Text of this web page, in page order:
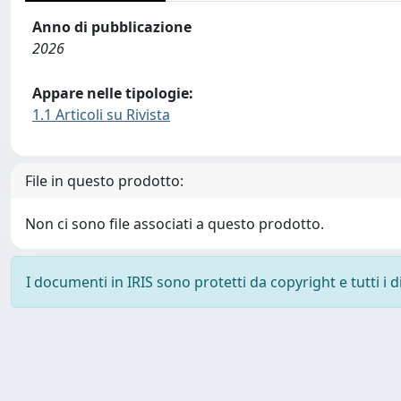
Anno di pubblicazione
2026
Appare nelle tipologie:
1.1 Articoli su Rivista
File in questo prodotto:
Non ci sono file associati a questo prodotto.
I documenti in IRIS sono protetti da copyright e tutti i